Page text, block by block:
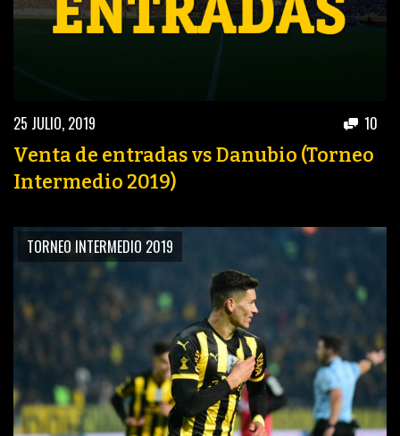
25 JULIO, 2019 10
Venta de entradas vs Danubio (Torneo
Intermedio 2019)
TORNEO INTERMEDIO 2019